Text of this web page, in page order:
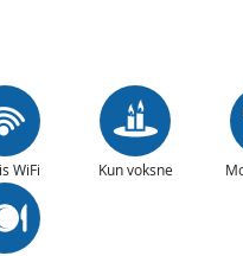
WiFi Kun voksne